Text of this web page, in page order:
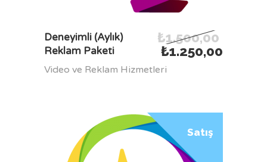
SEPETE EKLE
Deneyimli (Aylık)
Reklam Paketi
₺1.500,00
₺1.250,00
Video ve Reklam Hizmetleri
Satış